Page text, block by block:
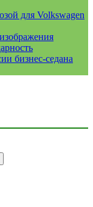
для Volkswagen
бизнес-седана